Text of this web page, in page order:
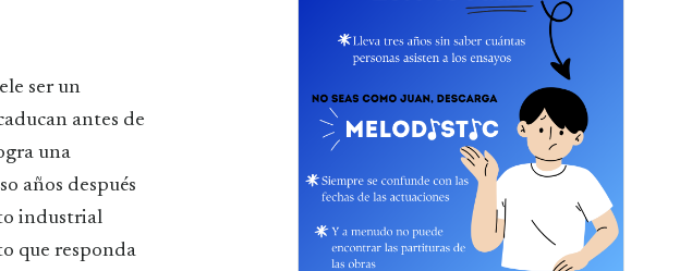
ser un
antes de
una
años después
industrial
que responda